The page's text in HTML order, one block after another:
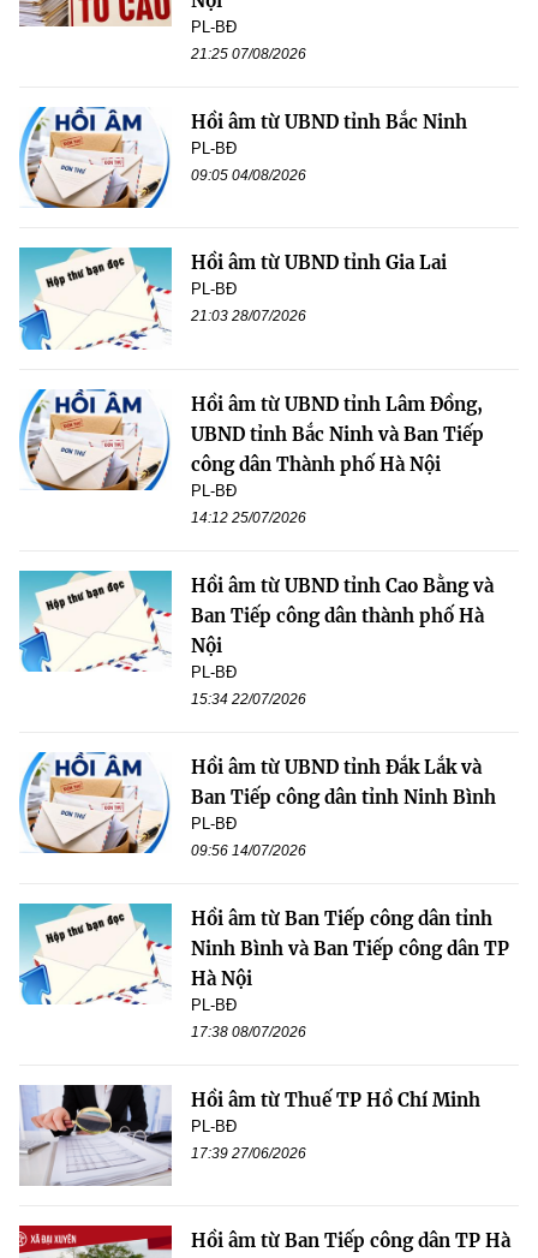
PL-BĐ
21:25 07/08/2026
Hồi âm từ UBND tỉnh Bắc Ninh
PL-BĐ
09:05 04/08/2026
Hồi âm từ UBND tỉnh Gia Lai
PL-BĐ
21:03 28/07/2026
Hồi âm từ UBND tỉnh Lâm Đồng,
UBND tỉnh Bắc Ninh và Ban Tiếp
công dân Thành phố Hà Nội
PL-BĐ
14:12 25/07/2026
Hồi âm từ UBND tỉnh Cao Bằng và
Ban Tiếp công dân thành phố Hà
Nội
PL-BĐ
15:34 22/07/2026
Hồi âm từ UBND tỉnh Đắk Lắk và
Ban Tiếp công dân tỉnh Ninh Bình
PL-BĐ
09:56 14/07/2026
Hồi âm từ Ban Tiếp công dân tỉnh
Ninh Bình và Ban Tiếp công dân TP
Hà Nội
PL-BĐ
17:38 08/07/2026
Hồi âm từ Thuế TP Hồ Chí Minh
PL-BĐ
17:39 27/06/2026
Hồi âm từ Ban Tiếp công dân TP Hà